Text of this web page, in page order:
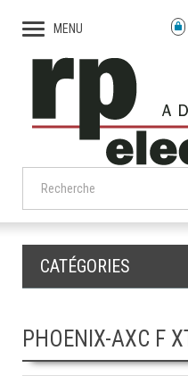
MENU
CATÉGORIES
PHOENIX-AXC F